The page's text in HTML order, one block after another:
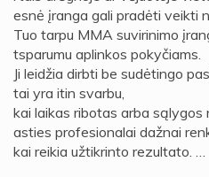
esnė įranga gali pradėti veikti
Tuo tarpu MMA suvirinimo
tsparumu aplinkos pokyčiams.
Ji leidžia dirbti be sudėtingo
tai yra itin svarbu,
kai laikas ribotas arba sąlygos
asties profesionalai dažnai
kai reikia užtikrinto rezultato. …